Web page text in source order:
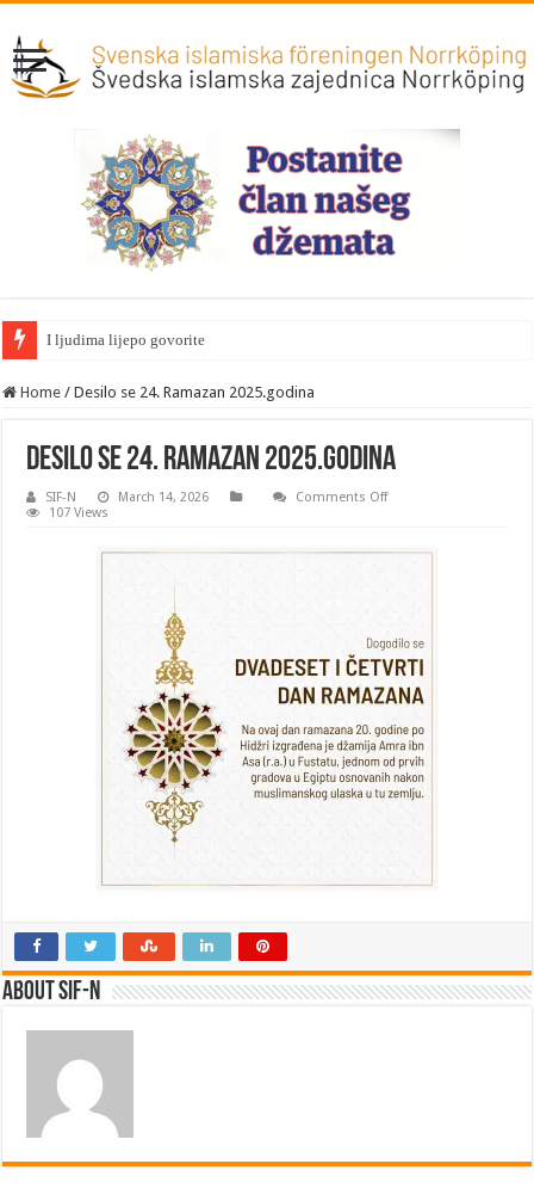
I ljudima lijepo govorite
Home / Desilo se 24. Ramazan 2025.godina
Desilo se 24. Ramazan 2025.godina
SIF-N March 14, 2026 Comments Offon
Ramazan
107 Views
About SIF-N